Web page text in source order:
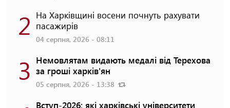
2 На Харківщині восени почнуть рахувати
пасажирів
04 серпня, 2026 - 08:11
3 Немовлятам видають медалі від Терехова
за гроші харків'ян
05 серпня, 2026 - 13:38
Вступ-2026: які харківські університети